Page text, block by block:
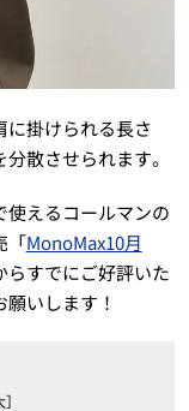
掛けられる長さ
散させられます。
使えるコールマンの
「MonoMax10月
すでにご好評いた
いします！